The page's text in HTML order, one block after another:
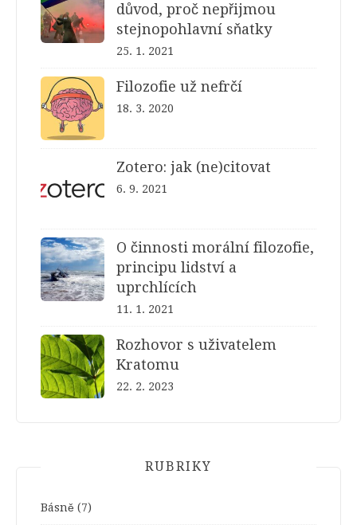
důvod, proč nepřijmou
stejnopohlavní sňatky
25. 1. 2021
Filozofie už nefrčí
18. 3. 2020
Zotero: jak (ne)citovat
6. 9. 2021
O činnosti morální filozofie,
principu lidství a
uprchlících
11. 1. 2021
Rozhovor s uživatelem
Kratomu
22. 2. 2023
RUBRIKY
Básně (7)